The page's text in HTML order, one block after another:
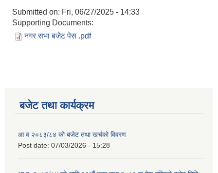
Submitted on: Fri, 06/27/2025 - 14:33
Supporting Documents:
नगर सभा बजेट पेस .pdf
बजेट तथा कार्यक्रम
आ व २०८३/८४ को बजेट तथा खर्चको विवरण
Post date: 07/03/2026 - 15:28